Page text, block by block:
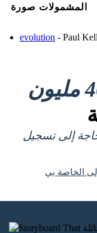
المشمولات صورة
evolution
حاجة إلى تسجيل
الخاصة بي